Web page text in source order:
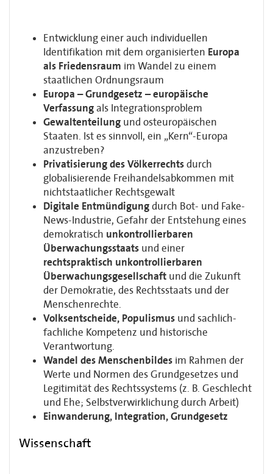
Entwicklung einer auch individuellen
Identifikation mit dem organisierten Europa
als Friedensraum im Wandel zu einem
staatlichen Ordnungsraum
Europa – Grundgesetz – europäische
Verfassungals Integrationsproblem
Gewaltenteilung und osteuropäischen
Staaten. Ist es sinnvoll, ein „Kern“-Europa
anzustreben?
Privatisierung des Völkerrechtsdurch
globalisierende Freihandelsabkommen mit
nichtstaatlicher Rechtsgewalt
Digitale Entmündigungdurch Bot- und Fake-
News-Industrie, Gefahr der Entstehung eines
demokratisch unkontrollierbaren
Überwachungsstaats und einer
rechtspraktisch unkontrollierbaren
Überwachungsgesellschaft und die Zukunft
der Demokratie, des Rechtsstaats und der
Menschenrechte.
Volksentscheide, Populismus und sachlich-
fachliche Kompetenz und historische
Verantwortung.
Wandel des Menschenbildes im Rahmen der
Werte und Normen des Grundgesetzes und
Legitimität des Rechtssystems (z. B. Geschlecht
und Ehe; Selbstverwirklichung durch Arbeit)
Einwanderung, Integration, Grundgesetz
Wissenschaft